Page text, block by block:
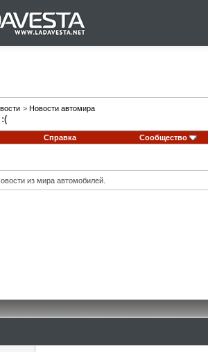
> Новости автомира
Справка Сообщество
из мира автомобилей.